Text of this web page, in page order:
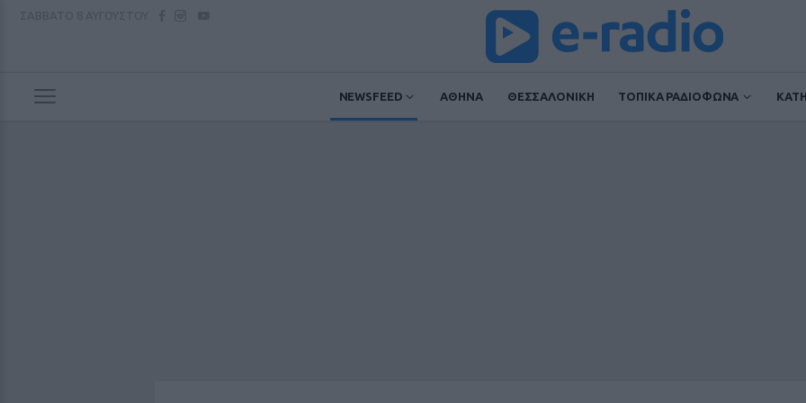
NEWSFEED ΑΘΗΝΑ ΘΕΣΣΑΛΟΝΙΚΗ ΤΟΠΙΚΑ ΡΑΔΙΟΦΩΝΑ